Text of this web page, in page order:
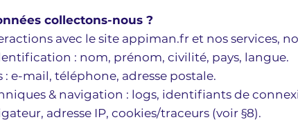
collectons-nous ?
avec le site appiman.fr et nos services,
: nom, prénom, civilité, pays, langue.
: e-mail, téléphone, adresse postale.
& navigation : logs, identifiants de
adresse IP, cookies/traceurs (voir §8).